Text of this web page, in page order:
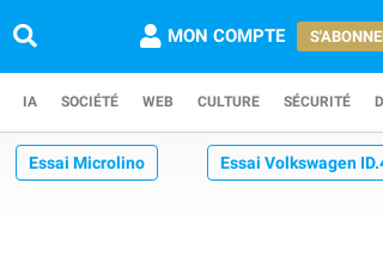
MON COMPTE
IA SOCIÉTÉ WEB CULTURE SÉCURITÉ
Essai Microlino Essai Volkswagen